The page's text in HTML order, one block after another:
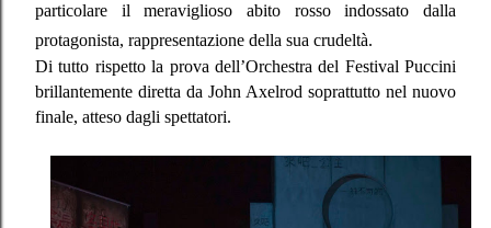
particolare il meraviglioso abito rosso indossato dalla
protagonista, rappresentazione della sua crudeltà.
Di tutto rispetto la prova dell’Orchestra del Festival Puccini
brillantemente diretta da John Axelrod soprattutto nel nuovo
finale, atteso dagli spettatori.